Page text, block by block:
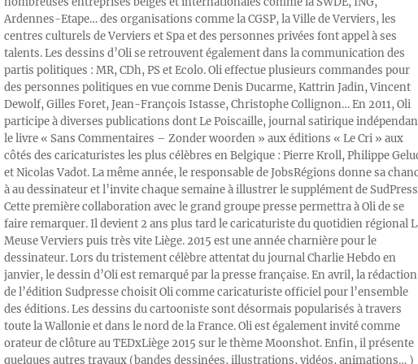
Ardennes-Etape… des organisations comme la CGSP, la Ville de Verviers, les
centres culturels de Verviers et Spa et des personnes privées font appel à ses
talents. Les dessins d’Oli se retrouvent également dans la communication des
partis politiques : MR, CDh, PS et Ecolo. Oli effectue plusieurs commandes pour
des personnes politiques en vue comme Denis Ducarme, Kattrin Jadin, Vincent
Dewolf, Gilles Foret, Jean-François Istasse, Christophe Collignon… En 2011, Oli
participe à diverses publications dont Le Poiscaille, journal satirique
le livre « Sans Commentaires – Zonder woorden » aux éditions « Le Cri » aux
côtés des caricaturistes les plus célèbres en Belgique : Pierre Kroll, Philippe
et Nicolas Vadot. La même année, le responsable de JobsRégions donne sa
à au dessinateur et l’invite chaque semaine à illustrer le supplément de
Cette première collaboration avec le grand groupe presse permettra à Oli de se
faire remarquer. Il devient 2 ans plus tard le caricaturiste du quotidien régional
Meuse Verviers puis très vite Liège. 2015 est une année charnière pour le
dessinateur. Lors du tristement célèbre attentat du journal Charlie Hebdo en
janvier, le dessin d’Oli est remarqué par la presse française. En avril, la rédaction
de l’édition Sudpresse choisit Oli comme caricaturiste officiel pour l’ensemble
des éditions. Les dessins du cartooniste sont désormais popularisés à travers
toute la Wallonie et dans le nord de la France. Oli est également invité comme
orateur de clôture au TEDxLiège 2015 sur le thème Moonshot. Enfin, il présente
quelques autres travaux (bandes dessinées, illustrations, vidéos, animations… )